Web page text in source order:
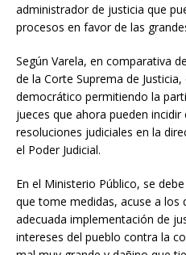
administrador de justicia que
procesos en favor de las
Según Varela, en comparativa
de la Corte Suprema de
democrático permitiendo la
jueces que ahora pueden
resoluciones judiciales en la
el Poder Judicial.
En el Ministerio Público, se
que tome medidas, acuse a los
adecuada implementación de
intereses del pueblo contra la